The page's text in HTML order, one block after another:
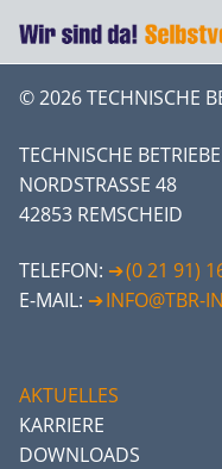
© 2026 TECHNISCHE
TECHNISCHE
NORDSTRASSE 48
42853 REMSCHEID
TELEFON:
(0 21 91)
E-MAIL:
INFO@TBR-
AKTUELLES
KARRIERE
DOWNLOADS